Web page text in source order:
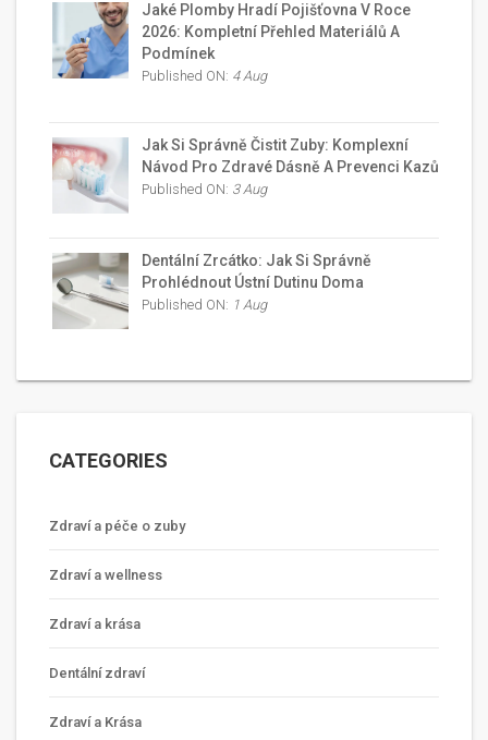
Jaké Plomby Hradí Pojišťovna V Roce
2026: Kompletní Přehled Materiálů A
Podmínek
Published ON: 4 Aug
Jak Si Správně Čistit Zuby: Komplexní
Návod Pro Zdravé Dásně A Prevenci Kazů
Published ON: 3 Aug
Dentální Zrcátko: Jak Si Správně
Prohlédnout Ústní Dutinu Doma
Published ON: 1 Aug
CATEGORIES
Zdraví a péče o zuby
Zdraví a wellness
Zdraví a krása
Dentální zdraví
Zdraví a Krása